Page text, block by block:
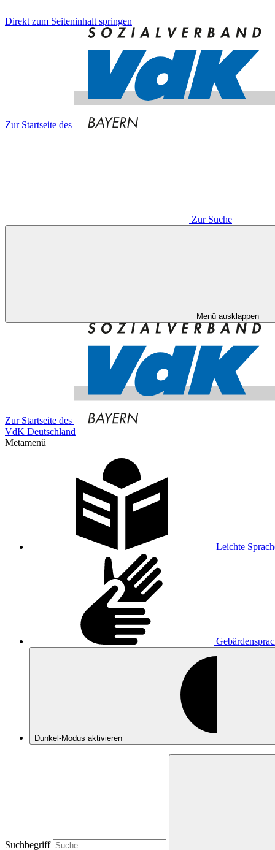
Direkt zum Seiteninhalt springen
Zur Startseite des
Zur Suche
Menü ausklappen
Zur Startseite des
VdK Deutschland
Metamenü
Leichte
Dunkel-Modus aktivieren
Suchbegriff